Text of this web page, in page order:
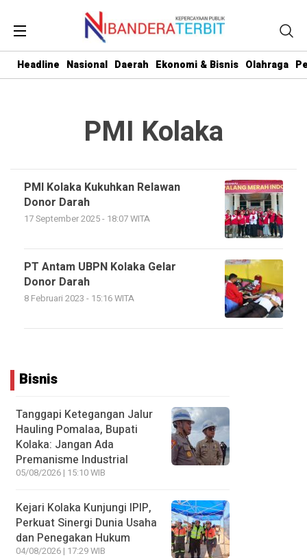
Headline Nasional Daerah Ekonomi & Bisnis Olahraga
PMI Kolaka
PMI Kolaka Kukuhkan Relawan
Donor Darah
17 September 2025 - 18:07 WITA
PT Antam UBPN Kolaka Gelar
Donor Darah
8 Februari 2023 - 15:16 WITA
Bisnis
Tanggapi Ketegangan Jalur
Hauling Pomalaa, Bupati
Kolaka: Jangan Ada
Premanisme Industrial
05/08/2026 | 15:10 WIB
Kejari Kolaka Kunjungi IPIP,
Perkuat Sinergi Dunia Usaha
dan Penegakan Hukum
04/08/2026 | 17:29 WIB